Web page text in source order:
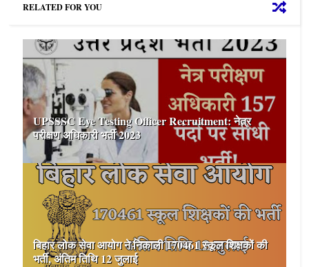
RELATED FOR YOU
UPSSSC Eye Testing Officer Recruitment: नेत्र
परीक्षण अधिकारी भर्ती 2023
बिहार लोक सेवा आयोग ने निकाली 170461 स्कूल शिक्षकों की
भर्ती, अंतिम तिथि 12 जुलाई